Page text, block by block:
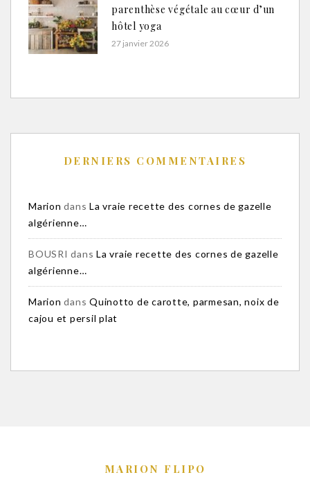
parenthèse végétale au cœur d’un
hôtel yoga
27 janvier 2026
DERNIERS COMMENTAIRES
Marion dans La vraie recette des cornes de gazelle
algérienne…
BOUSRI dans La vraie recette des cornes de gazelle
algérienne…
Marion dans Quinotto de carotte, parmesan, noix de
cajou et persil plat
MARION FLIPO